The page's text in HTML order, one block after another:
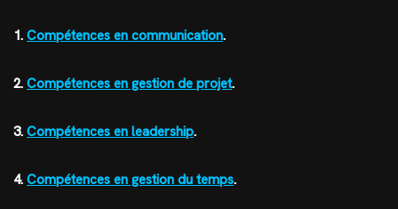
1. Compétences en communication.
2. Compétences en gestion de projet.
3. Compétences en leadership.
4. Compétences en gestion du temps.